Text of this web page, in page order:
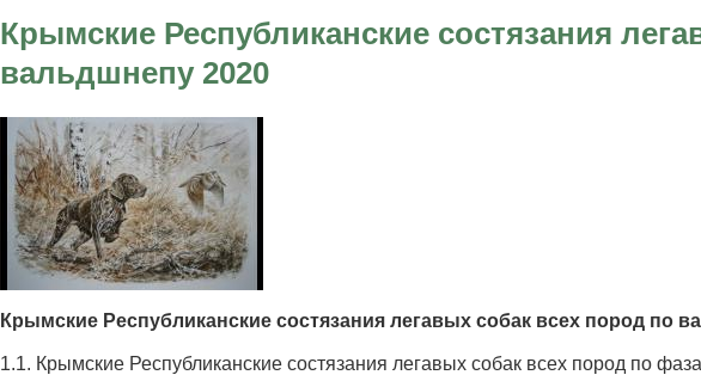
Крымские Республиканские состязания
вальдшнепу 2020
Крымские Республиканские состязания легавых собак всех пород по
1.1. Крымские Республиканские состязания легавых собак всех пород по